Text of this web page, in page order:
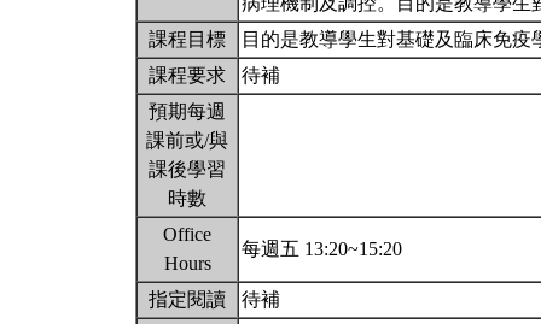
課程目標
目的是教導學生對基礎及臨床免
課程要求
待補
預期每週
課前或/與
課後學習
時數
Office
Hours
每週五 13:20~15:20
指定閱讀 待補